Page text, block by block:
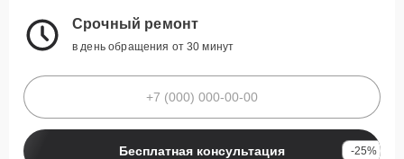
Срочный ремонт
в день обращения от 30 минут
Бесплатная консультация -25%